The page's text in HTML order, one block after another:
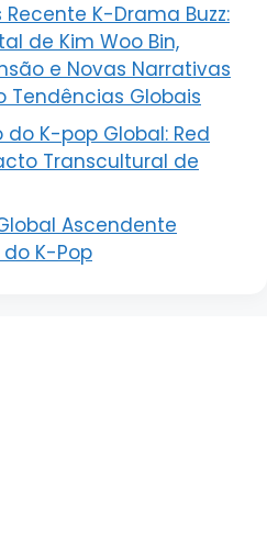
K-Drama Buzz:
de Kim Woo Bin,
e Novas Narrativas
Tendências Globais
K-pop Global: Red
Transcultural de
Ascendente
K-Pop